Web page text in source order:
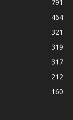
791
464
321
319
317
212
160